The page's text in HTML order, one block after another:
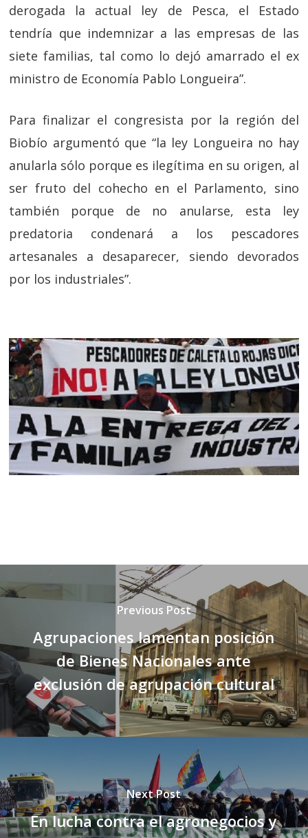
derogada la actual ley de Pesca, el Estado
tendría que indemnizar a las empresas de las
siete familias, tal como lo dejó amarrado el ex
ministro de Economía Pablo Longueira”.
Para finalizar el congresista por la región del
Biobío argumentó que “la ley Longueira no hay
anularla sólo porque es ilegítima en su origen, al
ser fruto del cohecho en el Parlamento, sino
también porque de no anularse, esta ley
predatoria condenará a los pescadores
artesanales a desaparecer, siendo devorados
por los industriales”.
Previous Post
Agrupaciones lamentan posición
de Bienes Nacionales ante
exclusión de agrupación cultural
Next Post
En lucha contra el agronegocios y